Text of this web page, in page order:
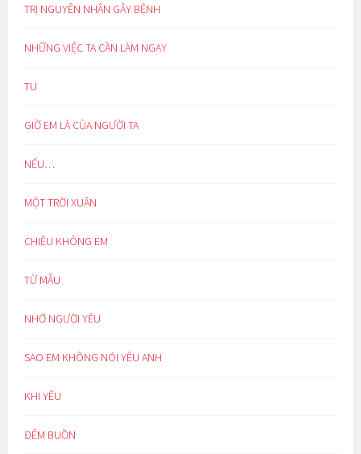
TRỊ NGUYÊN NHÂN GÂY BỆNH
NHỮNG VIỆC TA CẦN LÀM NGAY
TU
GIỜ EM LÀ CỦA NGƯỜI TA
NẾU…
MỘT TRỜI XUÂN
CHIỀU KHÔNG EM
TỪ MẪU
NHỚ NGƯỜI YÊU
SAO EM KHÔNG NÓI YÊU ANH
KHI YÊU
ĐÊM BUỒN